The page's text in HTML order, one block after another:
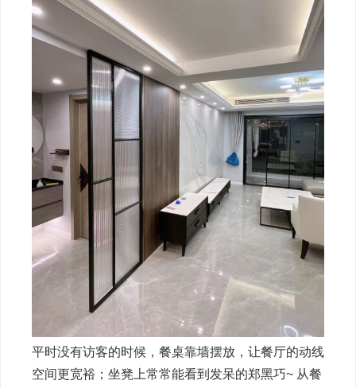
平时没有访客的时候，餐桌靠墙摆放，让餐厅的动线
空间更宽裕；坐凳上常常能看到发呆的郑黑巧~ 从餐